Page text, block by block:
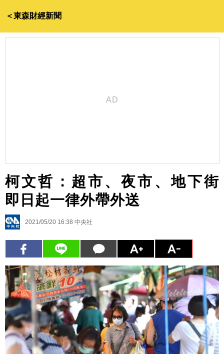
＜東森財經新聞
柯文哲：超市、夜市、地下街
即日起一律外帶外送
2021/05/20 16:38 中央社